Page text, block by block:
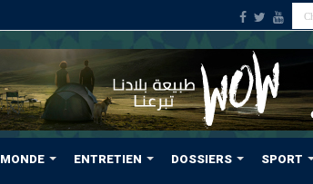
MONDE ENTRETIEN DOSSIERS SPORT